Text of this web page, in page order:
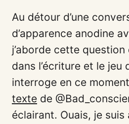
Au détour d’une
d’apparence anodine
j’aborde cette
dans l’écriture et le jeu
interroge en ce
texte de
éclairant. Ouais, je